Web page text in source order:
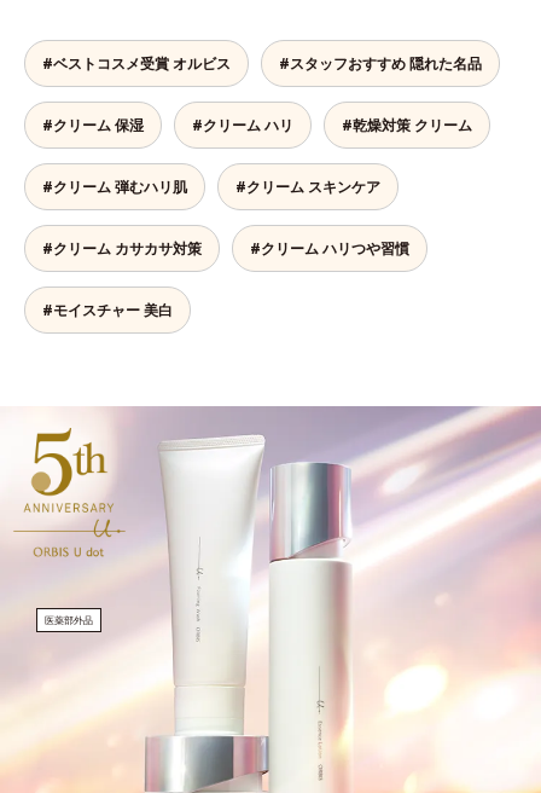
#ベストコスメ受賞 オルビス #スタッフおすすめ 隠れた名品
#クリーム 保湿 #クリーム ハリ #乾燥対策 クリーム
#クリーム 弾むハリ肌 #クリーム スキンケア
#クリーム カサカサ対策 #クリーム ハリつや習慣
#モイスチャー 美白
医薬部外品